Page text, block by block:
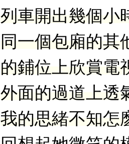
列車開出幾個小
同一個包廂的其
的鋪位上欣賞電
外面的過道上透
我的思緒不知怎